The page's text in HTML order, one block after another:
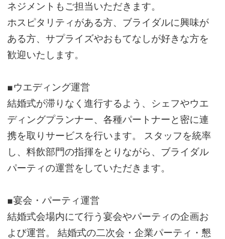
ネジメントもご担当いただきます。
ホスピタリティがある方、ブライダルに興味が
ある方、サプライズやおもてなしが好きな方を
歓迎いたします。
■ウエディング運営
結婚式が滞りなく進行するよう、シェフやウエ
ディングプランナー、各種パートナーと密に連
携を取りサービスを行います。 スタッフを統率
し、料飲部門の指揮をとりながら、ブライダル
パーティの運営をしていただきます。
■宴会・パーティ運営
結婚式会場内にて行う宴会やパーティの企画お
よび運営。 結婚式の二次会・企業パーティ・懇